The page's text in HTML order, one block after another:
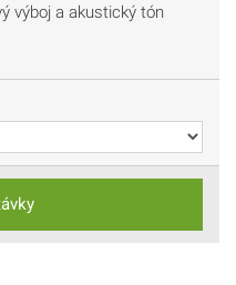
výboj a akustický tón